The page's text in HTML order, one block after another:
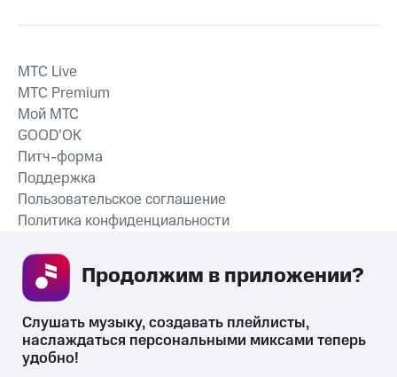
СКАЧАТЬ ПРИЛОЖЕНИЕ
MTС Live
MTС Premium
Мой МТС
GOOD’OK
Питч-форма
Поддержка
Пользовательское соглашение
Политика конфиденциальности
Слушать музыку, создавать плейлисты,
наслаждаться персональными миксами теперь
удобно!